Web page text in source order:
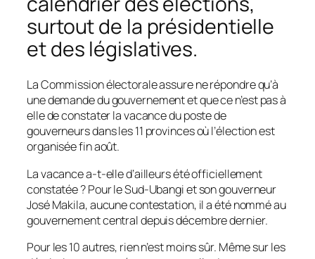
surtout de la présidentielle
et des législatives.
La Commission électorale assure ne répondre qu’à
une demande du gouvernement et que ce n’est pas à
elle de constater la vacance du poste de
gouverneurs dans les 11 provinces où l’élection est
organisée fin août.
La vacance a-t-elle d’ailleurs été officiellement
constatée ? Pour le Sud-Ubangi et son gouverneur
José Makila, aucune contestation, il a été nommé au
gouvernement central depuis décembre dernier.
Pour les 10 autres, rien n’est moins sûr. Même sur les